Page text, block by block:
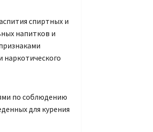
спиртных и
напитков и
наркотического
по соблюдению
для курения